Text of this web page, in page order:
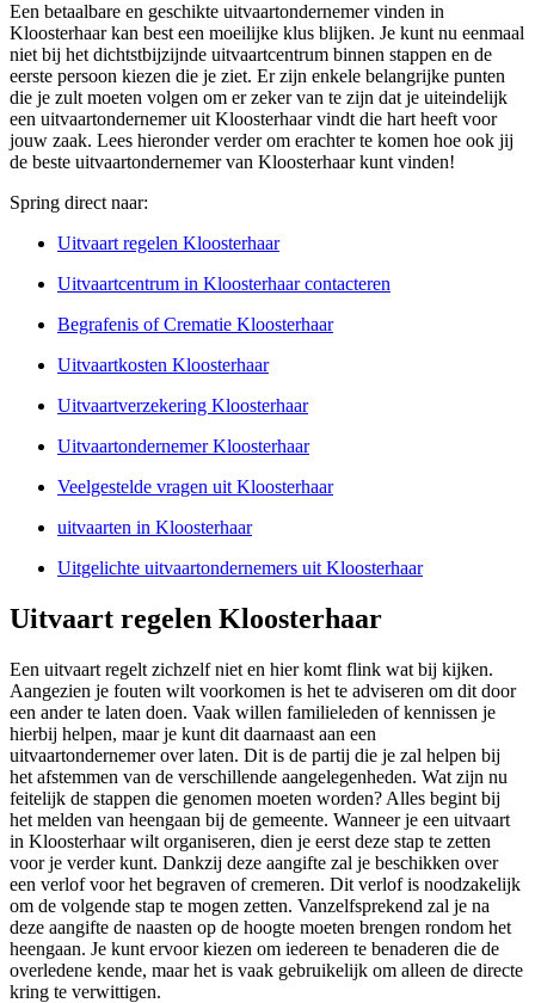
Een betaalbare en geschikte uitvaartondernemer vinden in
Kloosterhaar kan best een moeilijke klus blijken. Je kunt nu eenmaal
niet bij het dichtstbijzijnde uitvaartcentrum binnen stappen en de
eerste persoon kiezen die je ziet. Er zijn enkele belangrijke punten
die je zult moeten volgen om er zeker van te zijn dat je uiteindelijk
een uitvaartondernemer uit Kloosterhaar vindt die hart heeft voor
jouw zaak. Lees hieronder verder om erachter te komen hoe ook jij
de beste uitvaartondernemer van Kloosterhaar kunt vinden!
Spring direct naar:
Uitvaart regelen Kloosterhaar
Uitvaartcentrum in Kloosterhaar contacteren
Begrafenis of Crematie Kloosterhaar
Uitvaartkosten Kloosterhaar
Uitvaartverzekering Kloosterhaar
Uitvaartondernemer Kloosterhaar
Veelgestelde vragen uit Kloosterhaar
uitvaarten in Kloosterhaar
Uitgelichte uitvaartondernemers uit Kloosterhaar
Uitvaart regelen Kloosterhaar
Een uitvaart regelt zichzelf niet en hier komt flink wat bij kijken.
Aangezien je fouten wilt voorkomen is het te adviseren om dit door
een ander te laten doen. Vaak willen familieleden of kennissen je
hierbij helpen, maar je kunt dit daarnaast aan een
uitvaartondernemer over laten. Dit is de partij die je zal helpen bij
het afstemmen van de verschillende aangelegenheden. Wat zijn nu
feitelijk de stappen die genomen moeten worden? Alles begint bij
het melden van heengaan bij de gemeente. Wanneer je een uitvaart
in Kloosterhaar wilt organiseren, dien je eerst deze stap te zetten
voor je verder kunt. Dankzij deze aangifte zal je beschikken over
een verlof voor het begraven of cremeren. Dit verlof is noodzakelijk
om de volgende stap te mogen zetten. Vanzelfsprekend zal je na
deze aangifte de naasten op de hoogte moeten brengen rondom het
heengaan. Je kunt ervoor kiezen om iedereen te benaderen die de
overledene kende, maar het is vaak gebruikelijk om alleen de directe
kring te verwittigen.